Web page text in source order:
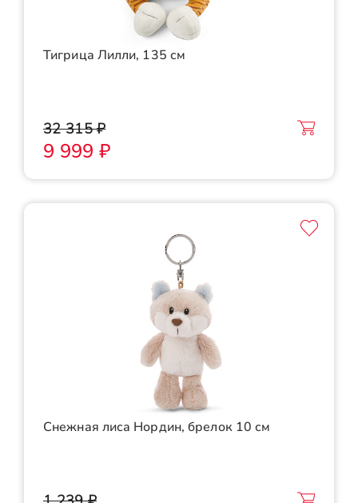
Тигрица Лилли, 135 см
32 315 ₽
9 999 ₽
Снежная лиса Нордин, брелок 10 см